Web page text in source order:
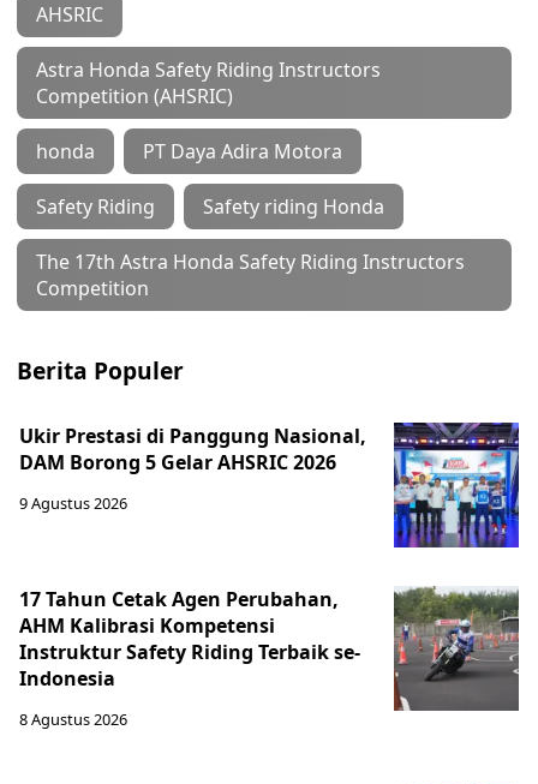
AHSRIC
Astra Honda Safety Riding Instructors
Competition (AHSRIC)
honda PT Daya Adira Motora
Safety Riding Safety riding Honda
The 17th Astra Honda Safety Riding Instructors
Competition
Berita Populer
Ukir Prestasi di Panggung Nasional,
DAM Borong 5 Gelar AHSRIC 2026
9 Agustus 2026
17 Tahun Cetak Agen Perubahan,
AHM Kalibrasi Kompetensi
Instruktur Safety Riding Terbaik se-
Indonesia
8 Agustus 2026